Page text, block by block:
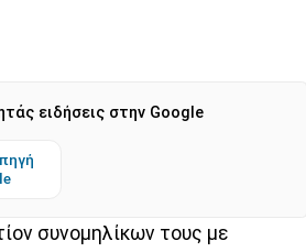
ειδήσεις στην Google
συνομηλίκων τους με